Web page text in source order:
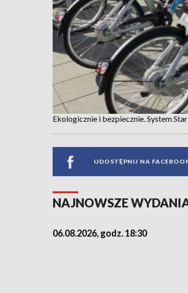
Ekologicznie i bezpiecznie. System
UDOSTĘPNIJ NA
NAJNOWSZE
06.08.2026, godz. 18:30